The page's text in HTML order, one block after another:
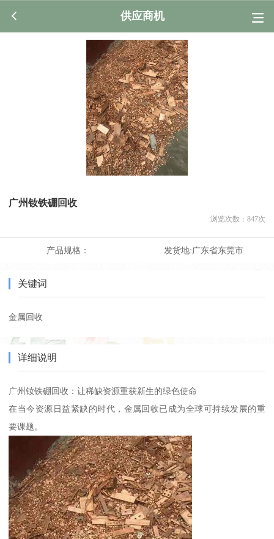
供应商机
广州钕铁硼回收
浏览次数： 847次
产品规格： 发货地:广东省东莞市
关键词
金属回收
详细说明
广州钕铁硼回收：让稀缺资源重获新生的绿色使命
在当今资源日益紧缺的时代，金属回收已成为全球可持续发展的重
要课题。